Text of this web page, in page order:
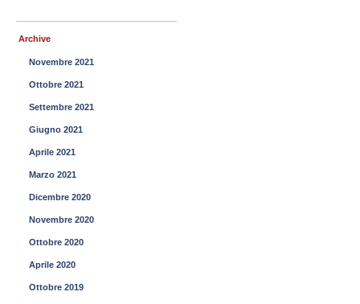
Archive
Novembre 2021
Ottobre 2021
Settembre 2021
Giugno 2021
Aprile 2021
Marzo 2021
Dicembre 2020
Novembre 2020
Ottobre 2020
Aprile 2020
Ottobre 2019